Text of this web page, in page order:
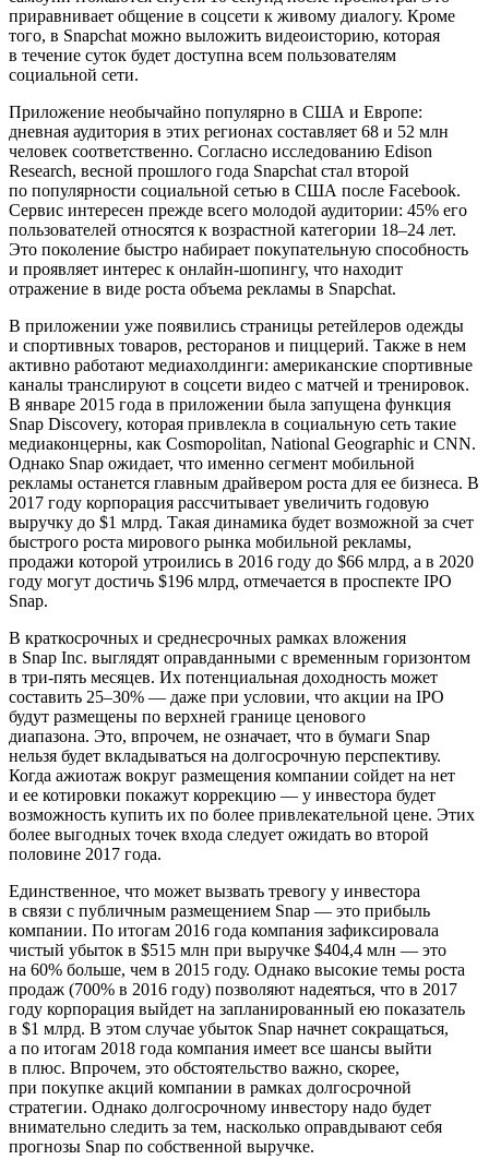
приравнивает общение в соцсети к живому диалогу. Кроме
того, в Snapchat можно выложить видеоисторию, которая
в течение суток будет доступна всем пользователям
социальной сети.
Приложение необычайно популярно в США и Европе:
дневная аудитория в этих регионах составляет 68 и 52 млн
человек соответственно. Согласно исследованию Edison
Research, весной прошлого года Snapchat стал второй
по популярности социальной сетью в США после Facebook.
Сервис интересен прежде всего молодой аудитории: 45% его
пользователей относятся к возрастной категории 18–24 лет.
Это поколение быстро набирает покупательную способность
и проявляет интерес к онлайн-шопингу, что находит
отражение в виде роста объема рекламы в Snapchat.
В приложении уже появились страницы ретейлеров одежды
и спортивных товаров, ресторанов и пиццерий. Также в нем
активно работают медиахолдинги: американские спортивные
каналы транслируют в соцсети видео с матчей и тренировок.
В январе 2015 года в приложении была запущена функция
Snap Discovery, которая привлекла в социальную сеть такие
медиаконцерны, как Cosmopolitan, National Geographic и CNN.
Однако Snap ожидает, что именно сегмент мобильной
рекламы останется главным драйвером роста для ее бизнеса. В
2017 году корпорация рассчитывает увеличить годовую
выручку до $1 млрд. Такая динамика будет возможной за счет
быстрого роста мирового рынка мобильной рекламы,
продажи которой утроились в 2016 году до $66 млрд, а в 2020
году могут достичь $196 млрд, отмечается в проспекте IPO
Snap.
В краткосрочных и среднесрочных рамках вложения
в Snap Inc. выглядят оправданными с временным горизонтом
в три-пять месяцев. Их потенциальная доходность может
составить 25–30% — даже при условии, что акции на IPO
будут размещены по верхней границе ценового
диапазона. Это, впрочем, не означает, что в бумаги Snap
нельзя будет вкладываться на долгосрочную перспективу.
Когда ажиотаж вокруг размещения компании сойдет на нет
и ее котировки покажут коррекцию — у инвестора будет
возможность купить их по более привлекательной цене. Этих
более выгодных точек входа следует ожидать во второй
половине 2017 года.
Единственное, что может вызвать тревогу у инвестора
в связи с публичным размещением Snap — это прибыль
компании. По итогам 2016 года компания зафиксировала
чистый убыток в $515 млн при выручке $404,4 млн — это
на 60% больше, чем в 2015 году. Однако высокие темы роста
продаж (700% в 2016 году) позволяют надеяться, что в 2017
году корпорация выйдет на запланированный ею показатель
в $1 млрд. В этом случае убыток Snap начнет сокращаться,
а по итогам 2018 года компания имеет все шансы выйти
в плюс. Впрочем, это обстоятельство важно, скорее,
при покупке акций компании в рамках долгосрочной
стратегии. Однако долгосрочному инвестору надо будет
внимательно следить за тем, насколько оправдывают себя
прогнозы Snap по собственной выручке.